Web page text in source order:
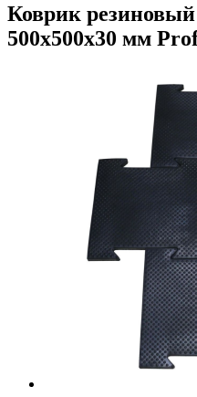
Коврик
500x500x30 мм